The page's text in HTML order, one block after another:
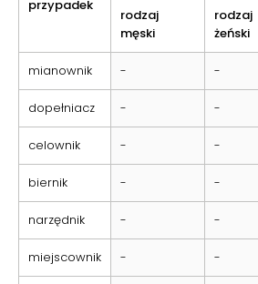
przypadek
rodzaj
męski
rodzaj
żeński
mianownik - -
dopełniacz - -
celownik - -
biernik - -
narzędnik - -
miejscownik - -